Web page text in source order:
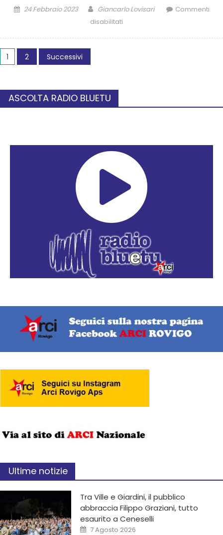
24 Febbraio 2023 Giancarlo Lovisari
Commenti
disabilitati
1 2 Successivi
ASCOLTA RADIO BLUETU
Ultime notizie
Tra Ville e Giardini, il pubblico
abbraccia Filippo Graziani, tutto
esaurito a Ceneselli
7 Agosto 2026